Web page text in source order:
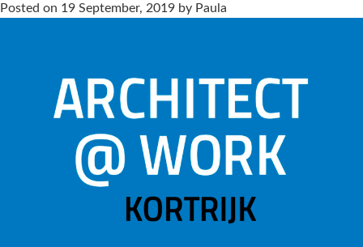
von
A@W
Spanien
vertreten
Posted on 19 September, 2019 by Paula